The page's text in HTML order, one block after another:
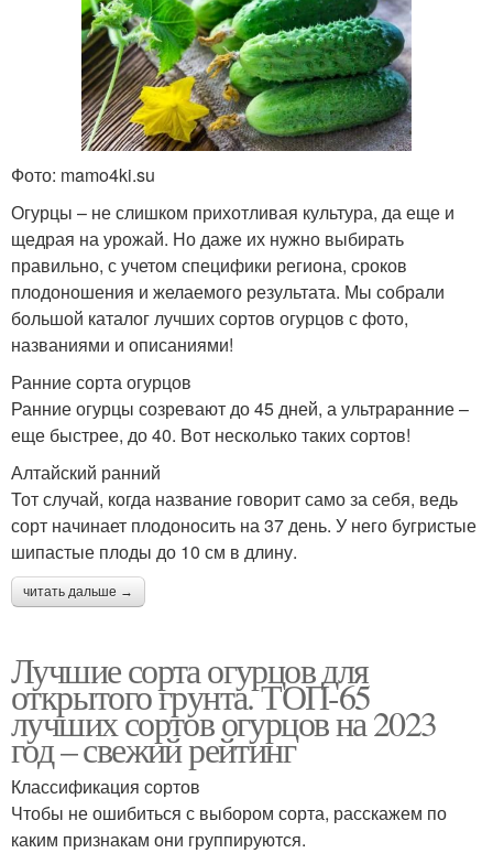
Фото: mamo4ki.su
Огурцы – не слишком прихотливая культура, да еще и
щедрая на урожай. Но даже их нужно выбирать
правильно, с учетом специфики региона, сроков
плодоношения и желаемого результата. Мы собрали
большой каталог лучших сортов огурцов с фото,
названиями и описаниями!
Ранние сорта огурцов
Ранние огурцы созревают до 45 дней, а ультраранние –
еще быстрее, до 40. Вот несколько таких сортов!
Алтайский ранний
Тот случай, когда название говорит само за себя, ведь
сорт начинает плодоносить на 37 день. У него бугристые
шипастые плоды до 10 см в длину.
читать дальше →
Лучшие сорта огурцов для
открытого грунта. ТОП-65
лучших сортов огурцов на 2023
год – свежий рейтинг
Классификация сортов
Чтобы не ошибиться с выбором сорта, расскажем по
каким признакам они группируются.